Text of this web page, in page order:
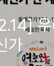
우
가